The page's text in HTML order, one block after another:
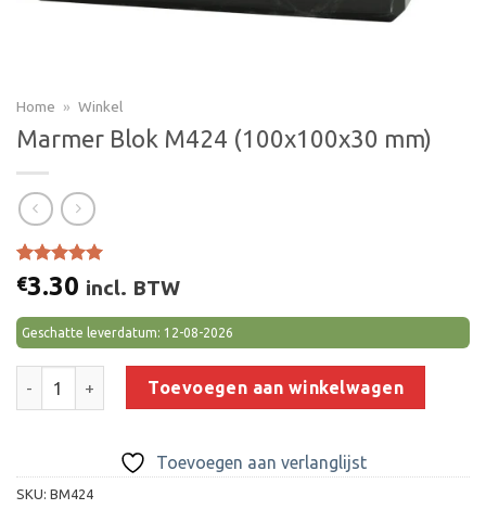
Home » Winkel
Marmer Blok M424 (100x100x30 mm)
Gewaardeerd
5.00op 5
gebaseerd
op
3
klant
waarderingen
€3.30 incl. BTW
Geschatte leverdatum: 12-08-2026
Marmer Blok M424 (100x100x30 mm) aantal
Toevoegen aan winkelwagen
Toevoegen aan verlanglijst
SKU: BM424